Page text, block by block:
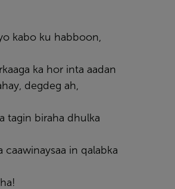
kabo ku habboon,
ka hor inta aadan
degdeg ah,
tagin biraha dhulka
in qalabka